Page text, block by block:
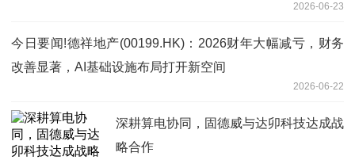
2026-06-23
今日要闻!德祥地产(00199.HK)：2026财年大幅减亏，财务
改善显著，AI基础设施布局打开新空间
2026-06-22
深耕算电协同，固德威与达卯科技达成战
略合作